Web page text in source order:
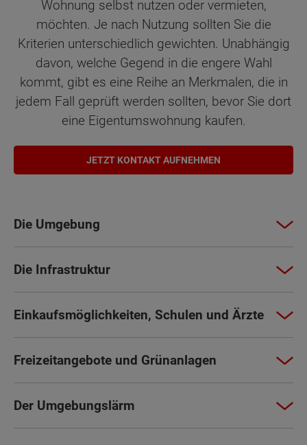
Wohnung selbst nutzen oder vermieten,
möchten. Je nach Nutzung sollten Sie die
Kriterien unterschiedlich gewichten. Unabhängig
davon, welche Gegend in die engere Wahl
kommt, gibt es eine Reihe an Merkmalen, die in
jedem Fall geprüft werden sollten, bevor Sie dort
eine Eigentumswohnung kaufen.
JETZT KONTAKT AUFNEHMEN
Die Umgebung
Die Infrastruktur
Einkaufsmöglichkeiten, Schulen und Ärzte
Freizeitangebote und Grünanlagen
Der Umgebungslärm